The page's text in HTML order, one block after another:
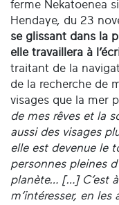
ferme Nekatoenea
Hendaye, du 23
se glissant dans la
elle travaillera à
traitant de la
de la recherche de
visages que la mer
de mes rêves et la
aussi des visages
elle est devenue le
personnes pleines
planète… […] C’est
m’intéresser, en